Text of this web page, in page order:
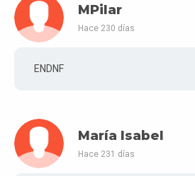
MPilar
Hace 230 días
ENDNF
María Isabel
Hace 231 días